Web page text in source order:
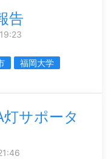
告
福岡大学
灯サポータ